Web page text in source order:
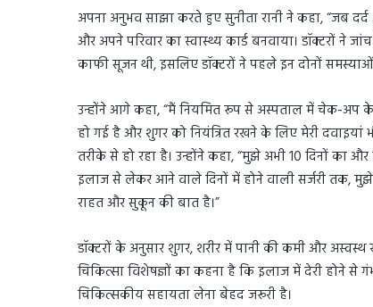
अपना अनुभव साझा करते हुए सुनीता रानी ने कहा, “जब
और अपने परिवार का स्वास्थ्य कार्ड बनवाया। डॉक्टरों ने
काफी सूजन थी, इसलिए डॉक्टरों ने पहले इन दोनों
उन्होंने आगे कहा, “मैं नियमित रूप से अस्पताल में चेक-अप के
हो गई है और शुगर को नियंत्रित रखने के लिए मेरी
तरीके से हो रहा है। उन्होंने कहा, “मुझे अभी 10 दिनों का
इलाज से लेकर आने वाले दिनों में होने वाली सर्जरी तक, मुझे
राहत और सुकून की बात है।”
डॉक्टरों के अनुसार शुगर, शरीर में पानी की कमी और
चिकित्सा विशेषज्ञों का कहना है कि इलाज में देरी होने
चिकित्सकीय सहायता लेना बेहद जरूरी है।